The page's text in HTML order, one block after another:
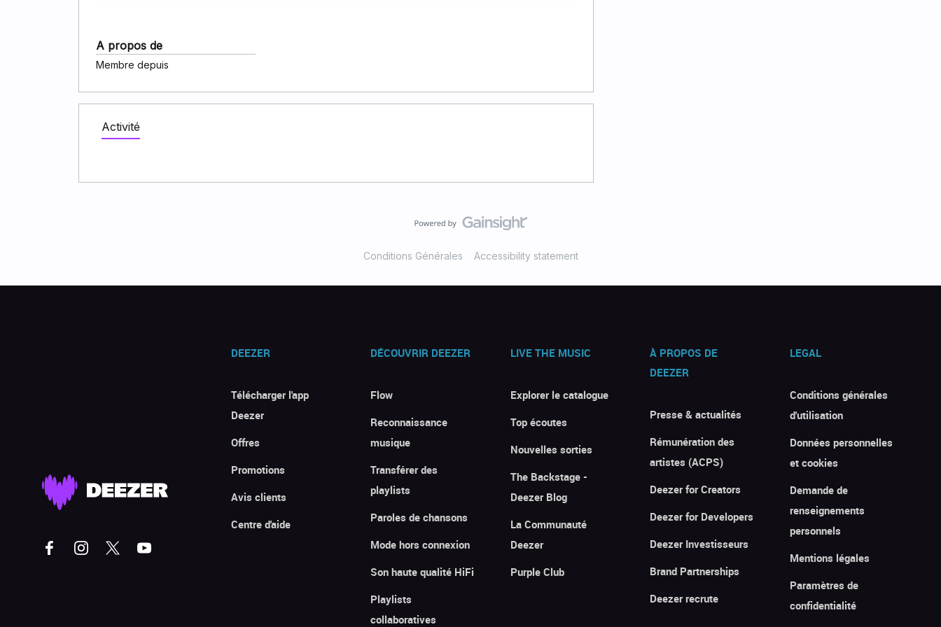
A propos de
Membre depuis
Activité
Conditions Générales Accessibility statement
DEEZER
Télécharger l'app
Deezer
Offres
Promotions
Avis clients
Centre d'aide
DÉCOUVRIR DEEZER
Flow
Reconnaissance
musique
Transférer des
playlists
Paroles de chansons
Mode hors connexion
Son haute qualité HiFi
Playlists
collaboratives
LIVE THE MUSIC
Explorer le catalogue
Top écoutes
Nouvelles sorties
The Backstage -
Deezer Blog
La Communauté
Deezer
Purple Club
À PROPOS DE
DEEZER
Presse & actualités
Rémunération des
artistes (ACPS)
Deezer for Creators
Deezer for Developers
Deezer Investisseurs
Brand Partnerships
Deezer recrute
LEGAL
Conditions générales
d'utilisation
Données personnelles
et cookies
Demande de
renseignements
personnels
Mentions légales
Paramètres de
confidentialité